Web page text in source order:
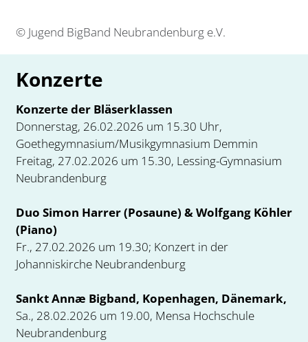
© Jugend BigBand Neubrandenburg e.V.
Konzerte
Konzerte der Bläserklassen
Donnerstag, 26.02.2026 um 15.30 Uhr,
Goethegymnasium/Musikgymnasium Demmin
Freitag, 27.02.2026 um 15.30, Lessing-Gymnasium
Neubrandenburg
Duo Simon Harrer (Posaune) & Wolfgang Köhler
(Piano)
Fr., 27.02.2026 um 19.30; Konzert in der
Johanniskirche Neubrandenburg
Sankt Annæ Bigband, Kopenhagen, Dänemark,
Sa., 28.02.2026 um 19.00, Mensa Hochschule
Neubrandenburg